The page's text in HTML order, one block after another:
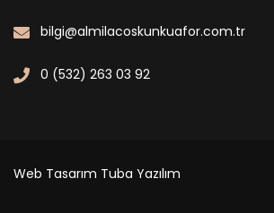
bilgi@almilacoskunkuafor.com.tr
0 (532) 263 03 92
Web Tasarım Tuba Yazılım